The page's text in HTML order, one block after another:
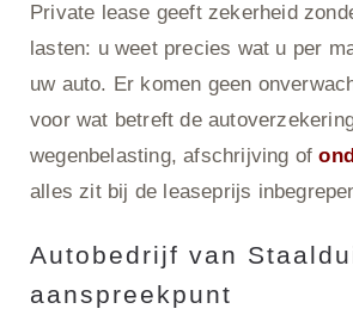
Private lease geeft zekerheid
lasten: u weet precies wat u per
uw auto. Er komen geen
voor wat betreft de
wegenbelasting, afschrijving of
alles zit bij de leaseprijs
Autobedrijf van
aanspreekpunt